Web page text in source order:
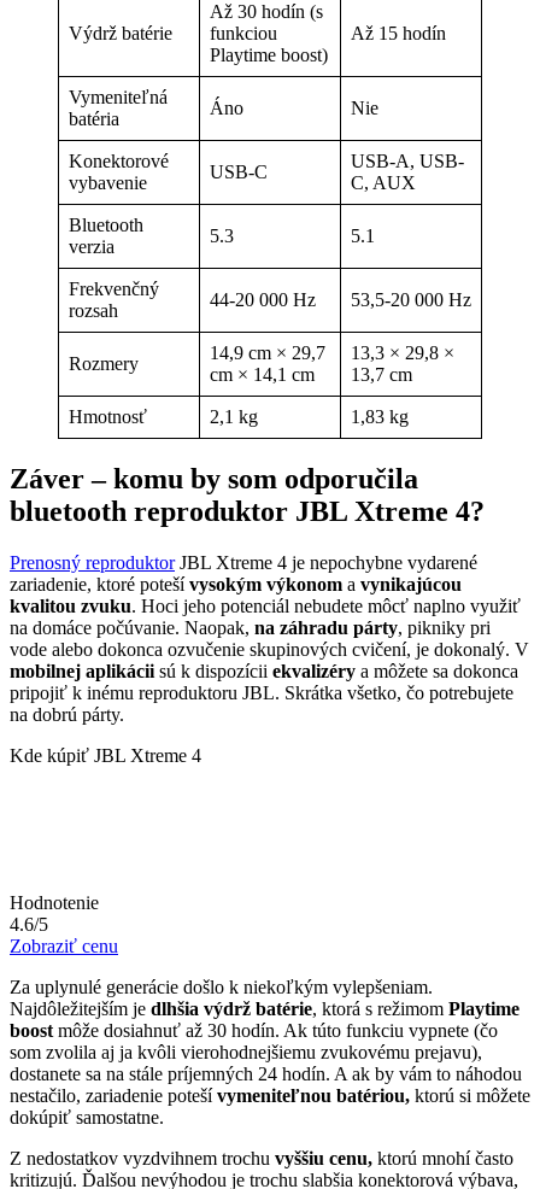
Výdrž batérie
Až 30 hodín (s
funkciou
Playtime boost)
Až 15 hodín
Vymeniteľná
batéria
Áno Nie
Konektorové
vybavenie
USB-C
USB-A, USB-
C, AUX
Bluetooth
verzia
5.3 5.1
Frekvenčný
rozsah
44-20 000 Hz 53,5-20 000 Hz
Rozmery
14,9 cm × 29,7
cm × 14,1 cm
13,3 × 29,8 ×
13,7 cm
Hmotnosť 2,1 kg 1,83 kg
Záver – komu by som odporučila
bluetooth reproduktor JBL Xtreme 4?
Prenosný reproduktorJBL Xtreme 4 je nepochybne vydarené
zariadenie, ktoré potešívysokým výkonom a vynikajúcou
kvalitou zvuku. Hoci jeho potenciál nebudete môcť naplno využiť
na domáce počúvanie. Naopak, na záhradu párty, pikniky pri
vode alebo dokonca ozvučenie skupinových cvičení, je dokonalý. V
mobilnej aplikácii sú k dispozícii ekvalizéry a môžete sa dokonca
pripojiť k inému reproduktoru JBL. Skrátka všetko, čo potrebujete
na dobrú párty.
Kde kúpiť JBL Xtreme 4
Hodnotenie
4.6/5
Zobraziť cenu
Za uplynulé generácie došlo k niekoľkým vylepšeniam.
Najdôležitejším je dlhšia výdrž batérie, ktorá s režimom Playtime
boost môže dosiahnuť až 30 hodín. Ak túto funkciu vypnete (čo
som zvolila aj ja kvôli vierohodnejšiemu zvukovému prejavu),
dostanete sa na stále príjemných 24 hodín. A ak by vám to náhodou
nestačilo, zariadenie potešívymeniteľnou batériou, ktorú si môžete
dokúpiť samostatne.
Z nedostatkov vyzdvihnem trochu vyššiu cenu, ktorú mnohí často
kritizujú. Ďalšou nevýhodou je trochu slabšia konektorová výbava,